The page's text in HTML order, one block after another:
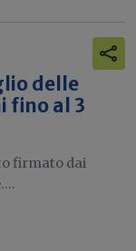
delle
fino al 3
firmato dai